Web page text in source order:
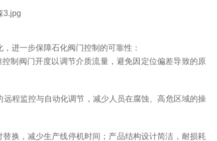
进一步保障石化阀门控制的可靠性：
制阀门开度以调节介质流量，避免因定位偏差导致的原
程监控与自动化调节，减少人员在腐蚀、高危区域的操
换，减少生产线停机时间；产品结构设计简洁，耐损耗